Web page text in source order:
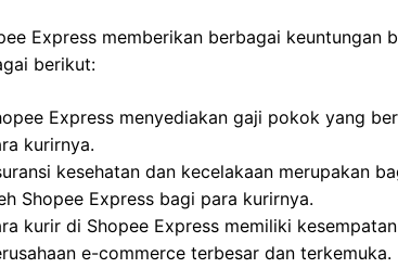
Express memberikan berbagai keuntungan
berikut:
Express menyediakan gaji pokok yang
kurirnya.
kesehatan dan kecelakaan merupakan
Shopee Express bagi para kurirnya.
kurir di Shopee Express memiliki
e-commerce terbesar dan terkemuka.